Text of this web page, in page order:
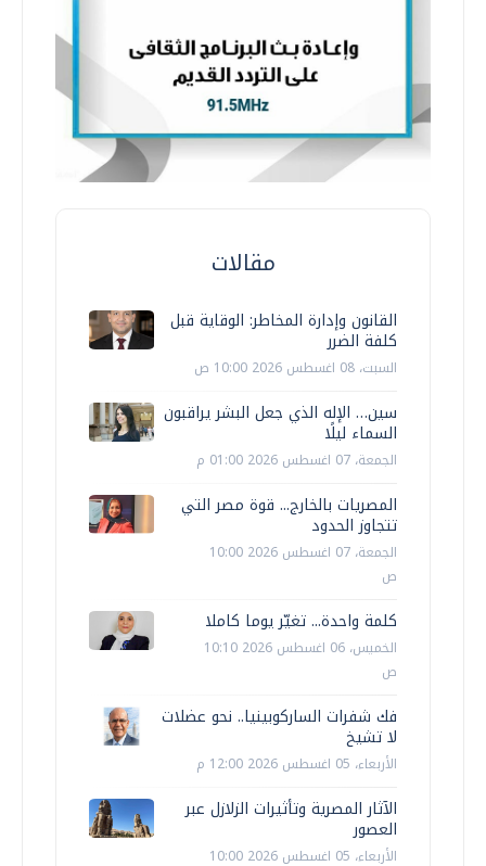
مقالات
القانون وإدارة المخاطر: الوقاية قبل
كلفة الضرر
السبت، 08 اغسطس 2026 10:00 ص
سين… الإله الذي جعل البشر يراقبون
السماء ليلًا
الجمعة، 07 اغسطس 2026 01:00 م
المصريات بالخارج... قوة مصر التي
تتجاوز الحدود
الجمعة، 07 اغسطس 2026 10:00
ص
كلمة واحدة... تغيّر يوما كاملا
الخميس، 06 اغسطس 2026 10:10
ص
فك شفرات الساركوبينيا.. نحو عضلات
لا تشيخ
الأربعاء، 05 اغسطس 2026 12:00 م
الآثار المصرية وتأثيرات الزلازل عبر
العصور
الأربعاء، 05 اغسطس 2026 10:00